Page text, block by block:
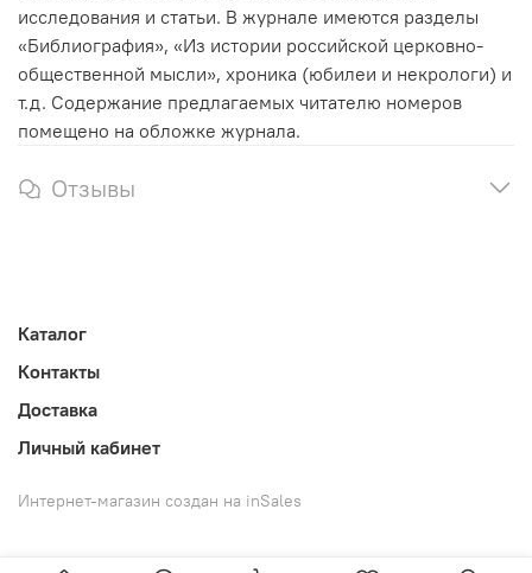
исследования и статьи. В журнале имеются разделы
«Библиография», «Из истории российской церковно-
общественной мысли», хроника (юбилеи и некрологи) и
т.д. Содержание предлагаемых читателю номеров
помещено на обложке журнала.
Отзывы
Каталог
Контакты
Доставка
Личный кабинет
Интернет-магазин создан на inSales